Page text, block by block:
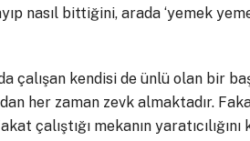
nasıl bittiğini, arada ‘yemek
çalışan kendisi de ünlü olan bir baş
her zaman zevk almaktadır.
çalıştığı mekanın